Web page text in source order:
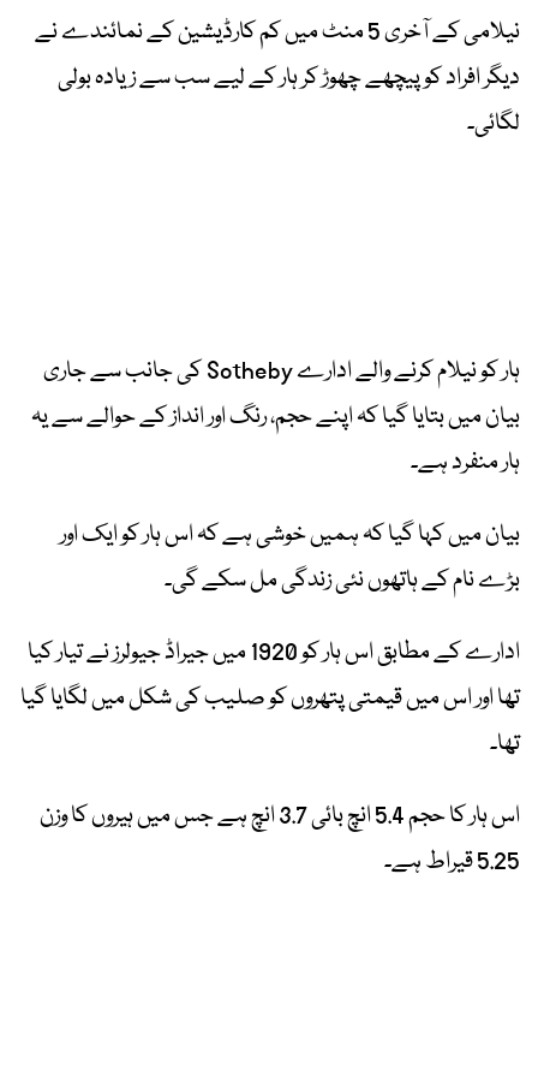
نیلامی کے آخری 5 منٹ میں کم کارڈیشین کے نمائندے نے
دیگر افراد کو پیچھے چھوڑ کر ہار کے لیے سب سے زیادہ بولی
لگائی۔
ہار کو نیلام کرنے والے ادارے Sotheby کی جانب سے جاری
بیان میں بتایا گیا کہ اپنے حجم، رنگ اور انداز کے حوالے سے یہ
ہار منفرد ہے۔
بیان میں کہا گیا کہ ہمیں خوشی ہے کہ اس ہار کو ایک اور
بڑے نام کے ہاتھوں نئی زندگی مل سکے گی۔
ادارے کے مطابق اس ہار کو 1920 میں جیراڈ جیولرز نے تیار کیا
تھا اور اس میں قیمتی پتھروں کو صلیب کی شکل میں لگایا گیا
تھا۔
اس ہار کا حجم 5.4 انچ بائی 3.7 انچ ہے جس میں ہیروں کا وزن
5.25 قیراط ہے۔